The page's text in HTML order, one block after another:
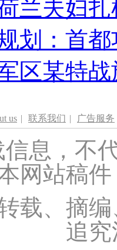
兰夫妇
划：首
区某特
us | 联系我们 | 广告服务
息，不
网站稿
载、摘
追